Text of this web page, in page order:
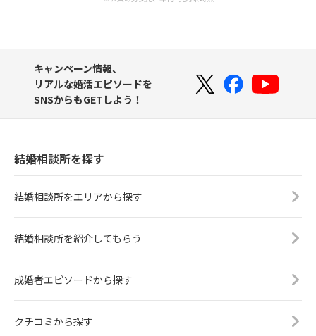
キャンペーン情報、
リアルな婚活エピソードを
SNSからもGETしよう！
結婚相談所を探す
結婚相談所をエリアから探す
結婚相談所を紹介してもらう
成婚者エピソードから探す
クチコミから探す